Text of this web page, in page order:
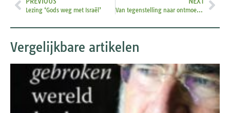
Lezing ‘Gods weg met Israël’ Van tegenstelling naar ontmoeting: interreligieuze dialoog door joodse ogen
Vergelijkbare artikelen